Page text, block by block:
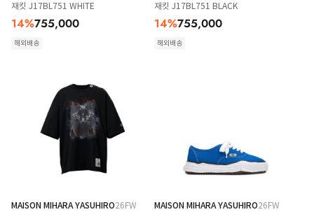
재킷 J17BL751 WHITE
14%755,000
해외배송
재킷 J17BL751 BLACK
14%755,000
해외배송
MAISON MIHARA YASUHIRO26FW
MAISON MIHARA YASUHIRO26FW